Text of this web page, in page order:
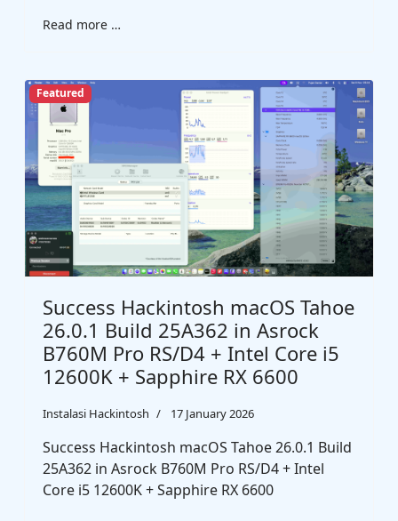
Read more …
Featured
Success Hackintosh macOS Tahoe
26.0.1 Build 25A362 in Asrock
B760M Pro RS/D4 + Intel Core i5
12600K + Sapphire RX 6600
Instalasi Hackintosh 17 January 2026
Success Hackintosh macOS Tahoe 26.0.1 Build
25A362 in Asrock B760M Pro RS/D4 + Intel
Core i5 12600K + Sapphire RX 6600